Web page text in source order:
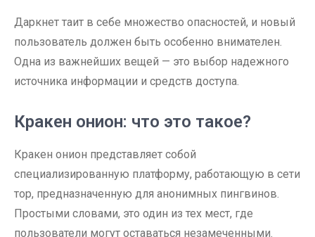
Даркнет таит в себе множество опасностей, и новый
пользователь должен быть особенно внимателен.
Одна из важнейших вещей — это выбор надежного
источника информации и средств доступа.
Кракен онион: что это такое?
Кракен онион представляет собой
специализированную платформу, работающую в сети
тор, предназначенную для анонимных пингвинов.
Простыми словами, это один из тех мест, где
пользователи могут оставаться незамеченными.